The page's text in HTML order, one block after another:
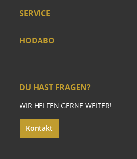
SERVICE
HODABO
DU HAST FRAGEN?
WIR HELFEN GERNE WEITER!
Kontakt